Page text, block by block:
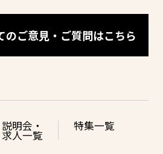
のご意見・ご質問はこちら
説明会・
求人一覧
特集一覧